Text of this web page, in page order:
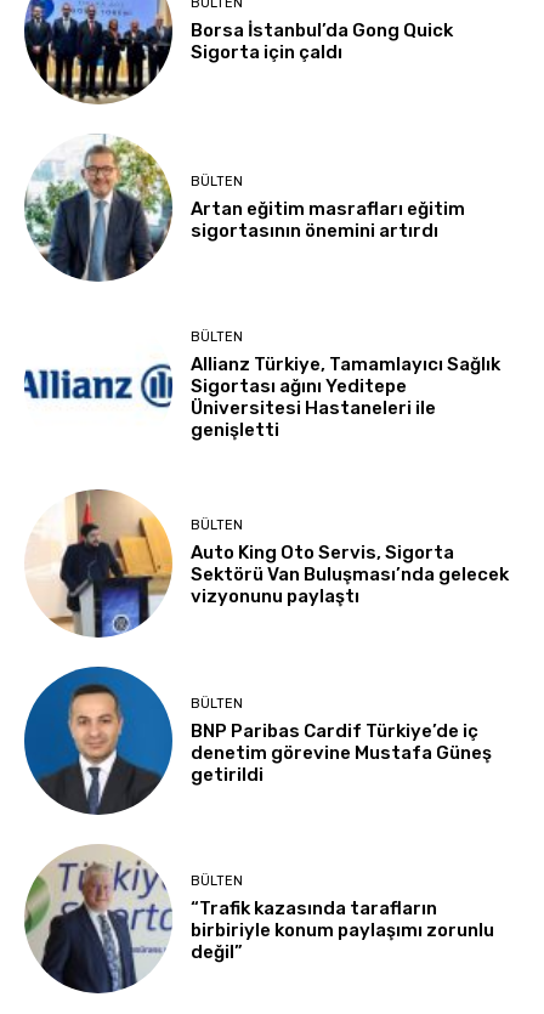
BÜLTEN
Borsa İstanbul’da Gong Quick
Sigorta için çaldı
BÜLTEN
Artan eğitim masrafları eğitim
sigortasının önemini artırdı
BÜLTEN
Allianz Türkiye, Tamamlayıcı Sağlık
Sigortası ağını Yeditepe
Üniversitesi Hastaneleri ile
genişletti
BÜLTEN
Auto King Oto Servis, Sigorta
Sektörü Van Buluşması’nda gelecek
vizyonunu paylaştı
BÜLTEN
BNP Paribas Cardif Türkiye’de iç
denetim görevine Mustafa Güneş
getirildi
BÜLTEN
“Trafik kazasında tarafların
birbiriyle konum paylaşımı zorunlu
değil”